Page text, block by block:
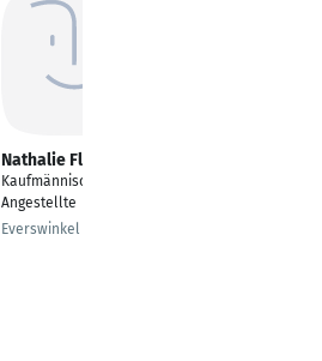
Nathalie Flament
Kaufmännische
Angestellte
Everswinkel